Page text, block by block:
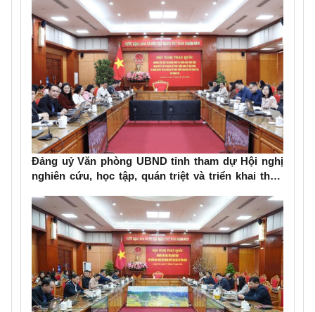
Đảng uỷ Văn phòng UBND tỉnh tham dự Hội nghị
nghiên cứu, học tập, quán triệt và triển khai thực
NQ/TW của Bộ Chính trị